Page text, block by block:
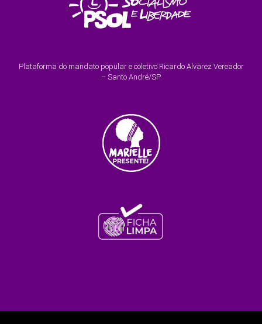
Plataforma do mandato popular e coletivo Ricardo Alvarez Vereador
– Santo André/SP